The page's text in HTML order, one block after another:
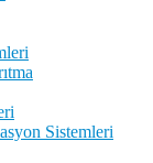
Sistemleri